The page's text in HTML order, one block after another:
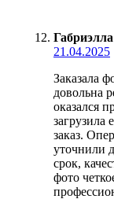
21.04.2025
Заказала
довольна
оказался
загрузила
заказ.
уточнили
срок,
фото